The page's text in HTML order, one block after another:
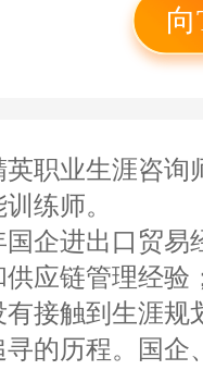
英职业生涯咨询
练师。
国企进出口贸易
供应链管理经验
有接触到生涯规
寻的历程。国企